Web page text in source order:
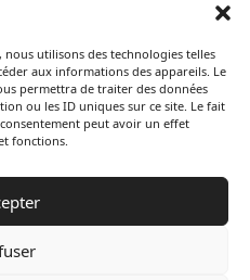
utilisons des technologies telles
aux informations des appareils. Le
permettra de traiter des données
ou les ID uniques sur ce site. Le fait
peut avoir un effet
fonctions.
fongicide pour